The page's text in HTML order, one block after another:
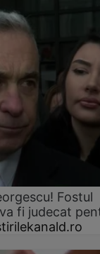
Fostul
fi judecat